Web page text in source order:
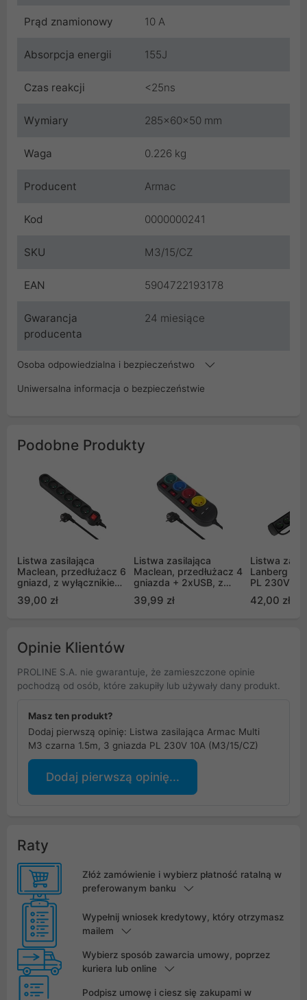
Prąd znamionowy 10 A
Absorpcja energii 155J
Czas reakcji <25ns
Wymiary 285x60x50 mm
Waga 0.226 kg
Producent Armac
Kod 0000000241
SKU M3/15/CZ
EAN 5904722193178
Gwarancja
producenta
24 miesiące
Osoba odpowiedzialna i bezpieczeństwo
Uniwersalna informacja o bezpieczeństwie
Podobne Produkty
Listwa zasilająca
Maclean, przedłużacz 6
gniazd, z wyłącznikiem,
MCE188
39,00 zł
Listwa zasilająca
Maclean, przedłużacz 4
gniazda + 2xUSB, z
250VAC/10A, 2.1A 5V,
39,99 zł
Listwa
Lanberg
PL 230V PL
42,00 zł
Opinie Klientów
PROLINE S.A. nie gwarantuje, że zamieszczone opinie
pochodzą od osób, które zakupiły lub używały dany produkt.
Masz ten produkt?
Dodaj pierwszą opinię: Listwa zasilająca Armac Multi
M3 czarna 1.5m, 3 gniazda PL 230V 10A (M3/15/CZ)
Dodaj pierwszą opinię...
Raty
Złóż zamówienie i wybierz płatność ratalną w
preferowanym banku
Wypełnij wniosek kredytowy, który otrzymasz
mailem
Wybierz sposób zawarcia umowy, poprzez
kuriera lub online
Podpisz umowę i ciesz się zakupami w